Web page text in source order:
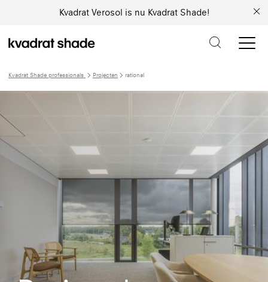
Kvadrat Verosol is nu Kvadrat Shade!
Kvadrat Shade professionals Projecten rational